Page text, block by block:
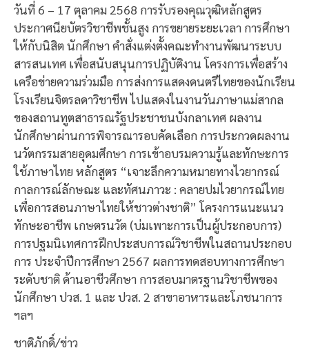
วันที่ 6 – 17 ตุลาคม 2568 การรับรองคุณวุฒิหลักสูตร
ประกาศนียบัตรวิชาชีพชั้นสูง การขยายระยะเวลา การศึกษา
ให้กับนิสิต นักศึกษา คำสั่งแต่งตั้งคณะทำงานพัฒนาระบบ
สารสนเทศ เพื่อสนับสนุนการปฏิบัติงาน โครงการเพื่อสร้าง
เครือข่ายความร่วมมือ การส่งการแสดงดนตรีไทยของนักเรียน
โรงเรียนจิตรลดาวิชาชีพ ไปแสดงในงานวันภาษาแม่สากล
ของสถานทูตสาธารณรัฐประชาชนบังกลาเทศ ผลงาน
นักศึกษาผ่านการพิจารณารอบคัดเลือก การประกวดผลงาน
นวัตกรรมสายอุดมศึกษา การเข้าอบรมความรู้และทักษะการ
ใช้ภาษาไทย หลักสูตร “เจาะลึกความหมายทางไวยากรณ์
กาลการณ์ลักษณะ และทัศนภาวะ : คลายปมไวยากรณ์ไทย
เพื่อการสอนภาษาไทยให้ชาวต่างชาติ” โครงการแนะแนว
ทักษะอาชีพ เกษตรนวัต (บ่มเพาะการเป็นผู้ประกอบการ)
การปฐมนิเทศการฝึกประสบการณ์วิชาชีพในสถานประกอบ
การ ประจำปีการศึกษา 2567 ผลการทดสอบทางการศึกษา
ระดับชาติ ด้านอาชีวศึกษา การสอบมาตรฐานวิชาชีพของ
นักศึกษา ปวส. 1 และ ปวส. 2 สาขาอาหารและโภชนาการ
ฯลฯ
ชาติภักดิ์/ข่าว